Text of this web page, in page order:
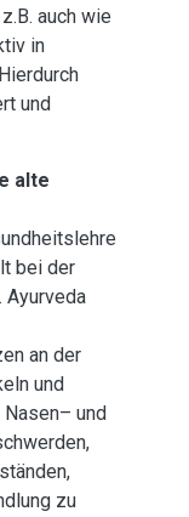
auch wie
in
und
alte
bei der
Ayurveda
an der
und
und
zu